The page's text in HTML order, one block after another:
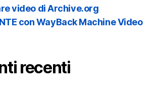
video di Archive.org
con WayBack Machine Video
recenti